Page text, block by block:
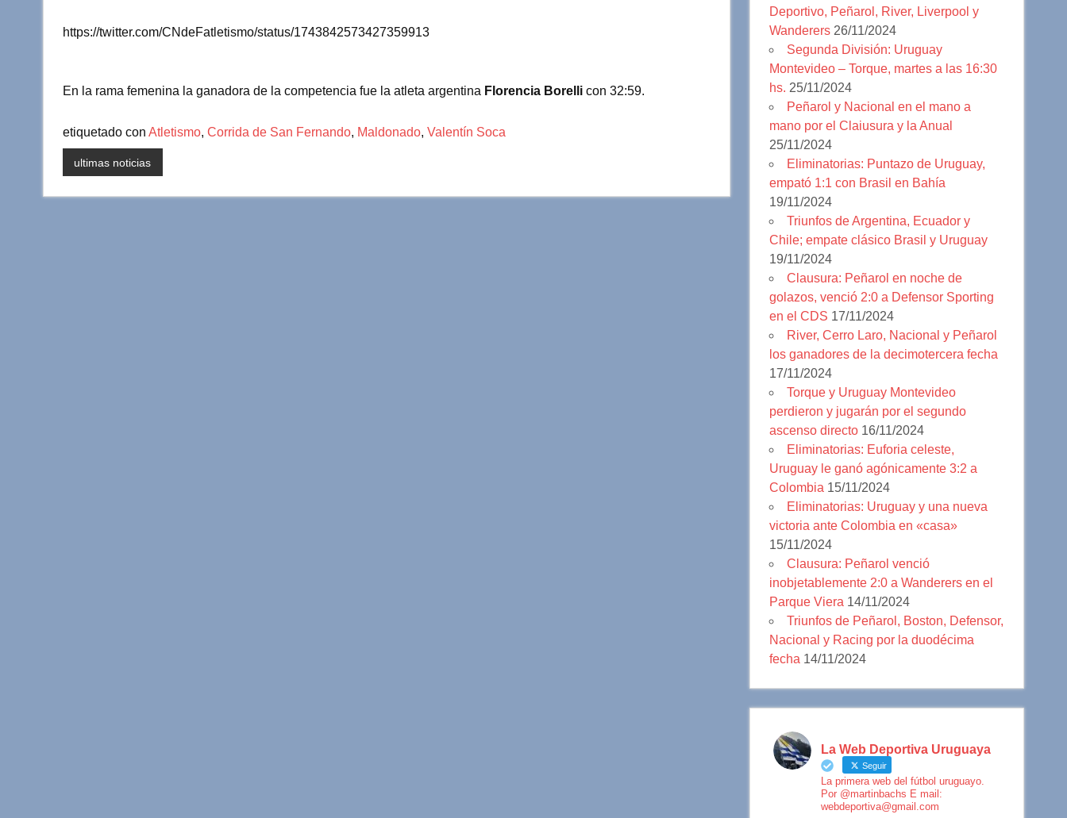
rhttps://twitter.com/CNdeFatletismo/status/1743842573427359913
En la rama femenina la ganadora de la competencia fue la atleta argentina Florencia Borellicon 32:59.
etiquetado con Atletismo, Corrida de San Fernando, Maldonado, Valentín Soca
ultimas noticias
Deportivo, Peñarol, River, Liverpool y
Wanderers 26/11/2024
Segunda División: Uruguay
Montevideo – Torque, martes a las 16:30
hs. 25/11/2024
Peñarol y Nacional en el mano a
mano por el Claiusura y la Anual
25/11/2024
Eliminatorias: Puntazo de Uruguay,
empató 1:1 con Brasil en Bahía
19/11/2024
Triunfos de Argentina, Ecuador y
Chile; empate clásico Brasil y Uruguay
19/11/2024
Clausura: Peñarol en noche de
golazos, venció 2:0 a Defensor Sporting
en el CDS 17/11/2024
River, Cerro Laro, Nacional y Peñarol
los ganadores de la decimotercera fecha
17/11/2024
Torque y Uruguay Montevideo
perdieron y jugarán por el segundo
ascenso directo 16/11/2024
Eliminatorias: Euforia celeste,
Uruguay le ganó agónicamente 3:2 a
Colombia 15/11/2024
Eliminatorias: Uruguay y una nueva
victoria ante Colombia en «casa»
15/11/2024
Clausura: Peñarol venció
inobjetablemente 2:0 a Wanderers en el
Parque Viera 14/11/2024
Triunfos de Peñarol, Boston, Defensor,
Nacional y Racing por la duodécima
fecha 14/11/2024
La Web Deportiva Uruguaya
Seguir
La primera web del fútbol uruguayo.
Por @martinbachs E mail:
webdeportiva@gmail.com